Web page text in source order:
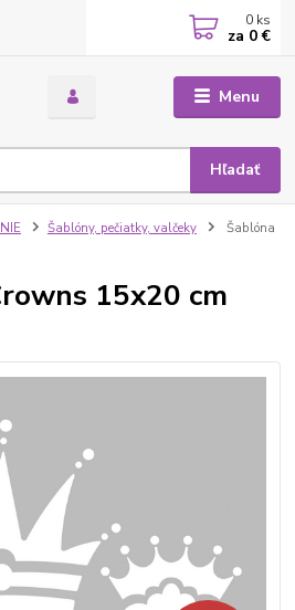
Menu
Hľadať
0 ks
za 0 €
Šablóny, pečiatky, valčeky
Šablóna
15x20 cm